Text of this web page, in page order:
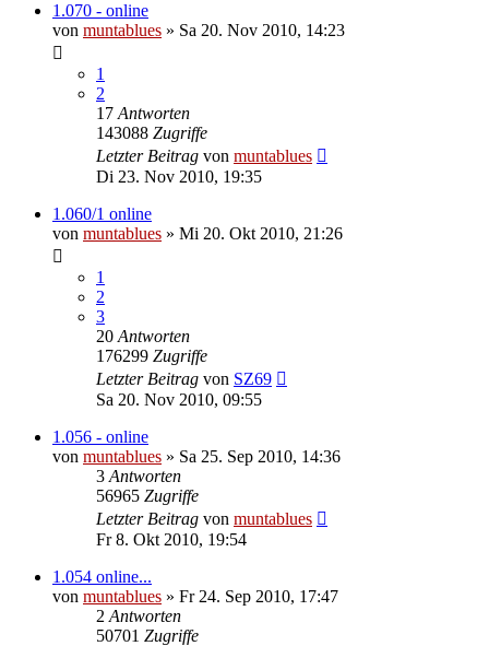
1.070 - online
von muntablues » Sa 20. Nov 2010, 14:23
1
2
17 Antworten
143088 Zugriffe
Letzter Beitrag von muntablues
Di 23. Nov 2010, 19:35
1.060/1 online
von muntablues » Mi 20. Okt 2010, 21:26
1
2
3
20 Antworten
176299 Zugriffe
Letzter Beitrag von SZ69
Sa 20. Nov 2010, 09:55
1.056 - online
von muntablues » Sa 25. Sep 2010, 14:36
3 Antworten
56965 Zugriffe
Letzter Beitrag von muntablues
Fr 8. Okt 2010, 19:54
1.054 online...
von muntablues » Fr 24. Sep 2010, 17:47
2 Antworten
50701 Zugriffe